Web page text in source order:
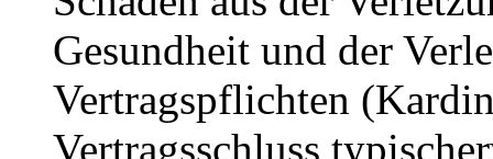
Gesundheit und der
Vertragspflichten
Vertragsschluss